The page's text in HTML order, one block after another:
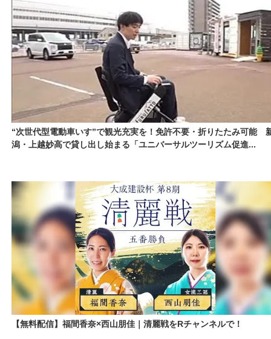
“次世代型電動車いす”で観光充実を！免許不要・折りたたみ可能
潟・上越妙高で貸し出し始まる「ユニバーサルツーリズム促進...
【無料配信】福間香奈×西山朋佳｜清麗戦をRチャンネルで！